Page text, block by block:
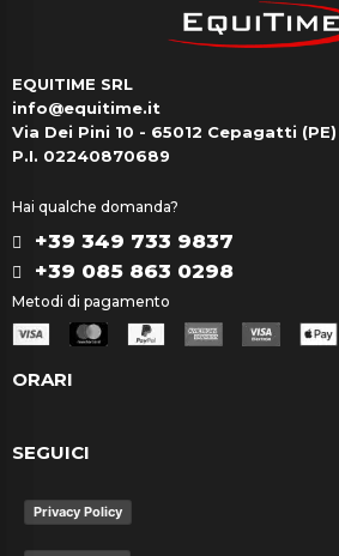
EQUITIME SRL
info@equitime.it
Via Dei Pini 10 - 65012 Cepagatti
P.I. 02240870689
Hai qualche domanda?
+39 349 733 9837
+39 085 863 0298
Metodi di pagamento
ORARI
SEGUICI
Privacy Policy